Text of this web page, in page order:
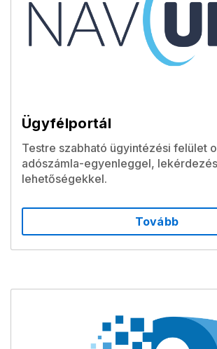
Ügyfélportál
Testre szabható ügyintézési felület
adószámla-egyenleggel,
lehetőségekkel.
Tovább